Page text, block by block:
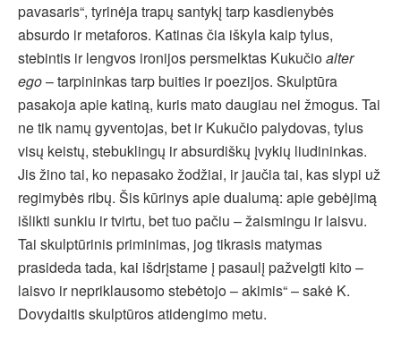
pavasaris“, tyrinėja trapų santykį tarp kasdienybės
absurdo ir metaforos. Katinas čia iškyla kaip tylus,
stebintis ir lengvos ironijos persmelktas Kukučioalter
ego– tarpininkas tarp buities ir poezijos. Skulptūra
pasakoja apie katiną, kuris mato daugiau nei žmogus. Tai
ne tik namų gyventojas, bet ir Kukučio palydovas, tylus
visų keistų, stebuklingų ir absurdiškų įvykių liudininkas.
Jis žino tai, ko nepasako žodžiai, ir jaučia tai, kas slypi už
regimybės ribų. Šis kūrinys apie dualumą: apie gebėjimą
išlikti sunkiu ir tvirtu, bet tuo pačiu – žaismingu ir laisvu.
Tai skulptūrinis priminimas, jog tikrasis matymas
prasideda tada, kai išdrįstame į pasaulį pažvelgti kito –
laisvo ir nepriklausomo stebėtojo – akimis“ – sakė K.
Dovydaitis skulptūros atidengimo metu.